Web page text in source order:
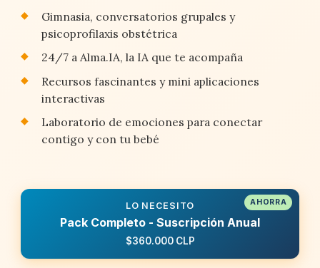
Gimnasia, conversatorios grupales y
psicoprofilaxis obstétrica
24/7 a Alma.IA, la IA que te acompaña
Recursos fascinantes y mini aplicaciones
interactivas
Laboratorio de emociones para conectar
contigo y con tu bebé
LO NECESITO
Pack Completo - Suscripción Anual
$360.000 CLP